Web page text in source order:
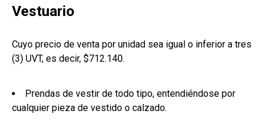
Vestuario
Cuyo precio de venta por unidad sea igual o inferior a tres
(3) UVT, es decir, $712.140.
Prendas de vestir de todo tipo, entendiéndose por
cualquier pieza de vestido o calzado.